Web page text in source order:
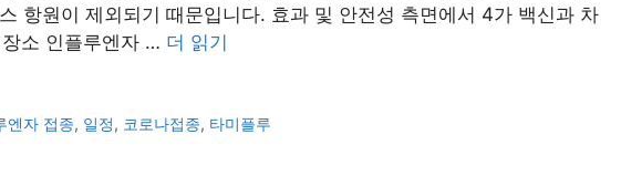
항원이 제외되기 때문입니다. 효과 및 안전성 측면에서 4가 백신과 차
소 인플루엔자 … 더 읽기
엔자 접종, 일정, 코로나접종, 타미플루